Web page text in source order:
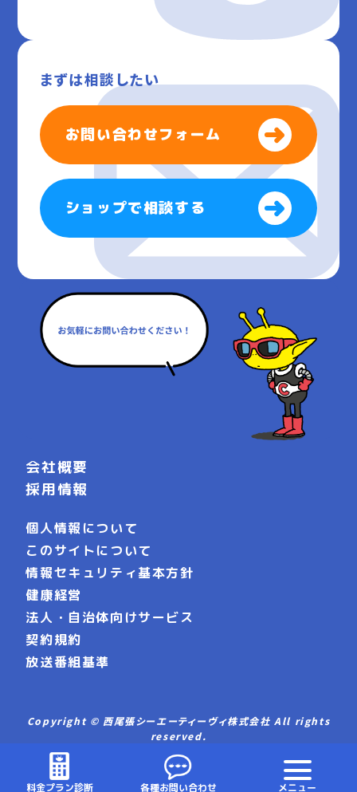
料金プラン診断 各種お問い合わせ メニュー
まずは相談したい
お問い合わせフォーム
ショップで相談する
会社概要
採用情報
個人情報について
このサイトについて
情報セキュリティ基本方針
健康経営
法人・自治体向けサービス
契約規約
放送番組基準
Copyright © 西尾張シーエーティーヴィ株式会社 All rights
reserved.